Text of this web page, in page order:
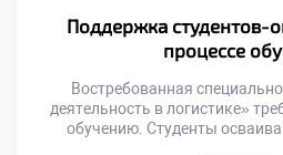
должны
экономические результаты.
отличает профессионала от
ценят прикладные навыки
достижений.
Поддержка студентов-
процессе
Востребованная
деятельность в логистике»
обучению. Студенты